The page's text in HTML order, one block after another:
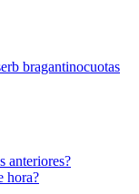
rb bragantinocuotas
anteriores?
hora?